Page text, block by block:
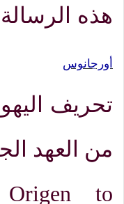
هذه
أورجانوس
تحريف
من العهد
to